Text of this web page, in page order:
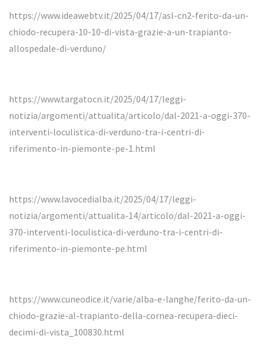
https://www.ideawebtv.it/2025/04/17/asl-cn2-ferito-da-un-
chiodo-recupera-10-10-di-vista-grazie-a-un-trapianto-
allospedale-di-verduno/
https://www.targatocn.it/2025/04/17/leggi-
notizia/argomenti/attualita/articolo/dal-2021-a-oggi-370-
interventi-loculistica-di-verduno-tra-i-centri-di-
riferimento-in-piemonte-pe-1.html
https://www.lavocedialba.it/2025/04/17/leggi-
notizia/argomenti/attualita-14/articolo/dal-2021-a-oggi-
370-interventi-loculistica-di-verduno-tra-i-centri-di-
riferimento-in-piemonte-pe.html
https://www.cuneodice.it/varie/alba-e-langhe/ferito-da-un-
chiodo-grazie-al-trapianto-della-cornea-recupera-dieci-
decimi-di-vista_100830.html